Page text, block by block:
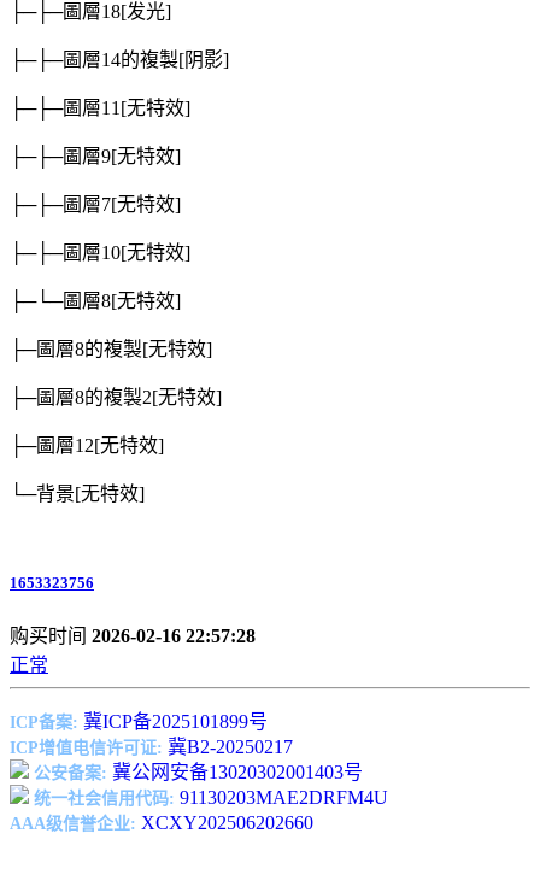
├─├─圖層18[发光]
├─├─圖層14的複製[阴影]
├─├─圖層11 [无特效]
├─├─圖層9[无特效]
├─├─圖層7[无特效]
├─├─圖層10[无特效]
├─└─圖層8[无特效]
├─圖層8的複製[无特效]
├─圖層8的複製2[无特效]
├─圖層12[无特效]
└─背景[无特效]
1653323756
购买时间 2026-02-16 22:57:28
正常
ICP备案: 冀ICP备2025101899号
ICP增值电信许可证: 冀B2-20250217
公安备案: 冀公网安备13020302001403号
统一社会信用代码: 91130203MAE2DRFM4U
AAA级信誉企业: XCXY202506202660